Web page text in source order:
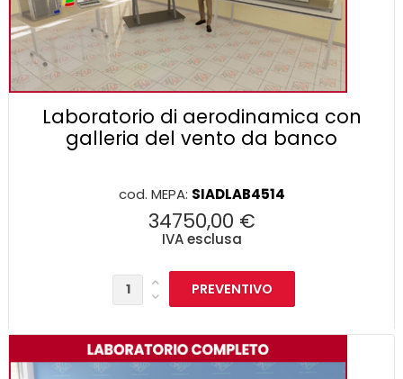
Laboratorio di aerodinamica con
galleria del vento da banco
cod. MEPA: SIADLAB4514
34750,00 €
IVA esclusa